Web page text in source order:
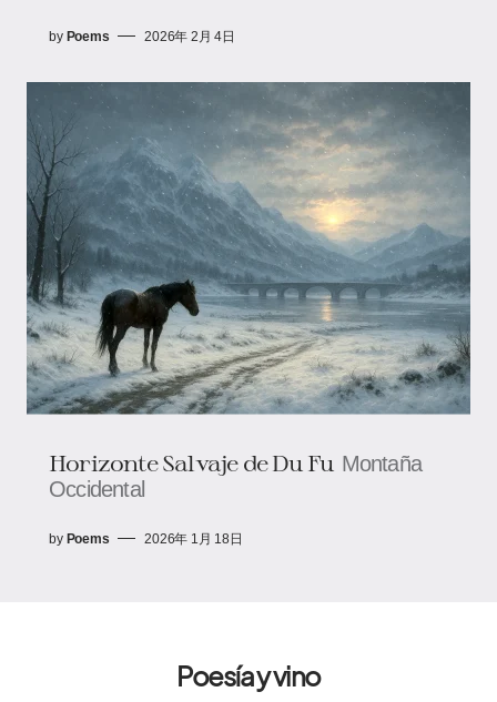
by Poems 2026年 2月 4日
Horizonte Salvaje de Du Fu Montaña
Occidental
by Poems 2026年 1月 18日
Poesía y vino